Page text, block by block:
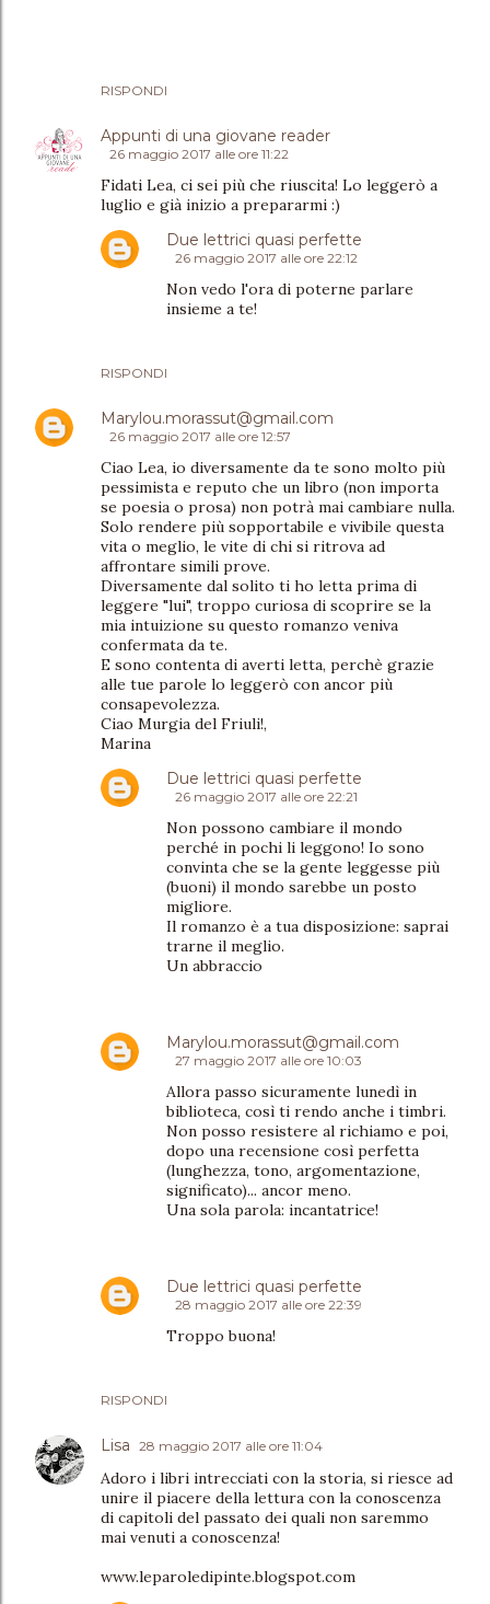
RISPONDI
Appunti di una giovane reader
26 maggio 2017 alle ore 11:22
Fidati Lea, ci sei più che riuscita! Lo leggerò a
luglio e già inizio a prepararmi :)
RISPONDI
Due lettrici quasi perfette
26 maggio 2017 alle ore 22:12
Non vedo l'ora di poterne parlare
insieme a te!
Marylou.morassut@gmail.com
26 maggio 2017 alle ore 12:57
Ciao Lea, io diversamente da te sono molto più
pessimista e reputo che un libro (non importa
se poesia o prosa) non potrà mai cambiare nulla.
Solo rendere più sopportabile e vivibile questa
vita o meglio, le vite di chi si ritrova ad
affrontare simili prove.
Diversamente dal solito ti ho letta prima di
leggere "lui", troppo curiosa di scoprire se la
mia intuizione su questo romanzo veniva
confermata da te.
E sono contenta di averti letta, perchè grazie
alle tue parole lo leggerò con ancor più
consapevolezza.
Ciao Murgia del Friuli!,
Marina
RISPONDI
Due lettrici quasi perfette
26 maggio 2017 alle ore 22:21
Non possono cambiare il mondo
perché in pochi li leggono! Io sono
convinta che se la gente leggesse più
(buoni) il mondo sarebbe un posto
migliore.
Il romanzo è a tua disposizione: saprai
trarne il meglio.
Un abbraccio
Marylou.morassut@gmail.com
27 maggio 2017 alle ore 10:03
Allora passo sicuramente lunedì in
biblioteca, così ti rendo anche i timbri.
Non posso resistere al richiamo e poi,
dopo una recensione così perfetta
(lunghezza, tono, argomentazione,
significato)... ancor meno.
Una sola parola: incantatrice!
Due lettrici quasi perfette
28 maggio 2017 alle ore 22:39
Troppo buona!
Lisa 28 maggio 2017 alle ore 11:04
Adoro i libri intrecciati con la storia, si riesce ad
unire il piacere della lettura con la conoscenza
di capitoli del passato dei quali non saremmo
mai venuti a conoscenza!
www.leparoledipinte.blogspot.com